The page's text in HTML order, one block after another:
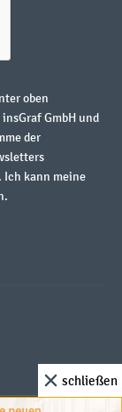
oben
GmbH und
der
Ich kann meine
schließen